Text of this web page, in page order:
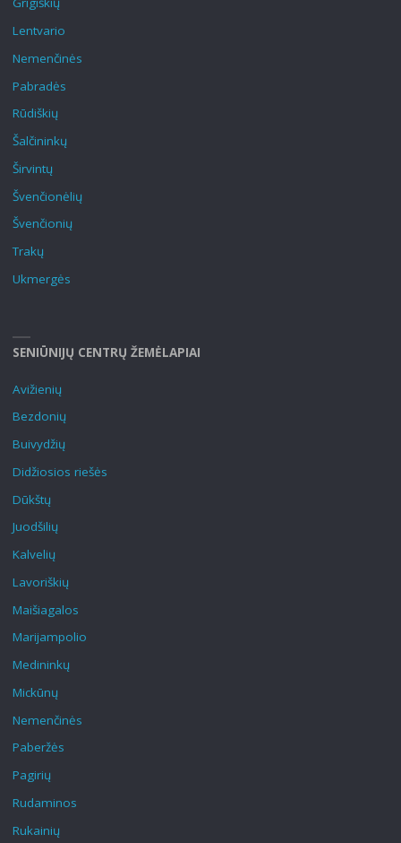
Lentvario
Nemenčinės
Pabradės
Rūdiškių
Šalčininkų
Širvintų
Švenčionėlių
Švenčionių
Trakų
Ukmergės
SENIŪNIJŲ CENTRŲ ŽEMĖLAPIAI
Avižienių
Bezdonių
Buivydžių
Didžiosios riešės
Dūkštų
Juodšilių
Kalvelių
Lavoriškių
Maišiagalos
Marijampolio
Medininkų
Mickūnų
Nemenčinės
Paberžės
Pagirių
Rudaminos
Rukainių